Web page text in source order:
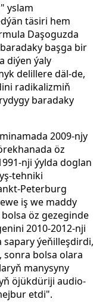
yslam
täsiri hem
Daşoguzda
başga bir
diýen ýaly
delillere däl-de,
radikalizmiň
baradaky
2009-njy
öz
nji ýylda doglan
tehniki
Peterburg
iş we maddy
öz gezeginde
2010-2012-nji
ýeňilleşdirdi,
bolsa olara
manysyny
öjükdüriji audio-
etdi".